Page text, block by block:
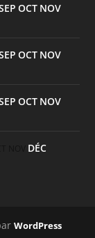
OCT NOV
OCT NOV
OCT NOV
DÉC
WordPress